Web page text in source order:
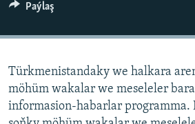
Paýlaş
Türkmenistandaky we halkara
möhüm wakalar we meseleler
informasion-habarlar programma.